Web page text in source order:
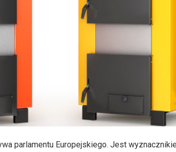
parlamentu Europejskiego. Jest